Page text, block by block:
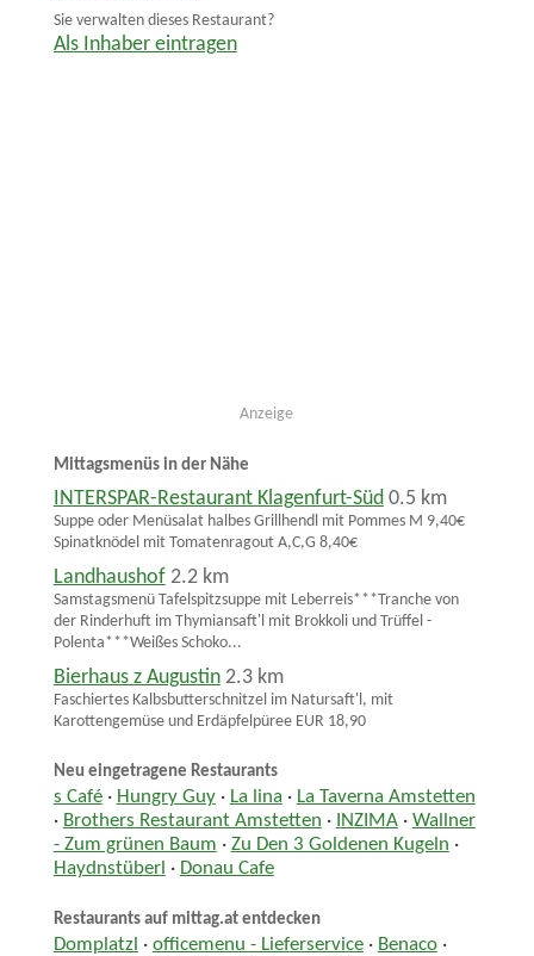
Sie verwalten dieses Restaurant?
Als Inhaber eintragen
Anzeige
Mittagsmenüs in der Nähe
INTERSPAR-Restaurant Klagenfurt-Süd 0.5 km
Suppe oder Menüsalat halbes Grillhendl mit Pommes M 9,40€
Spinatknödel mit Tomatenragout A,C,G 8,40€
Landhaushof 2.2 km
Samstagsmenü Tafelspitzsuppe mit Leberreis***Tranche von
der Rinderhuft im Thymiansaft'l mit Brokkoli und Trüffel -
Polenta***Weißes Schoko...
Bierhaus z Augustin 2.3 km
Faschiertes Kalbsbutterschnitzel im Natursaft'l, mit
Karottengemüse und Erdäpfelpüree EUR 18,90
Neu eingetragene Restaurants
s Café· Hungry Guy· La lina · La Taverna Amstetten
· Brothers Restaurant Amstetten · INZIMA· Wallner
- Zum grünen Baum · Zu Den 3 Goldenen Kugeln ·
Haydnstüberl · Donau Cafe
Restaurants auf mittag.at entdecken
Domplatzl · officemenu - Lieferservice· Benaco·